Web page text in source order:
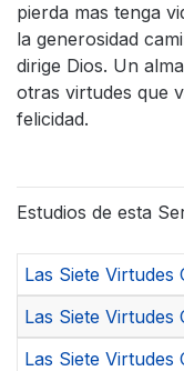
pierda mas tenga
la generosidad
dirige Dios. Un
otras virtudes que
felicidad.
Estudios de esta
Las Siete Virtudes
Las Siete Virtudes
Las Siete Virtudes